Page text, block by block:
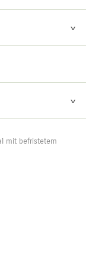
mit befristetem